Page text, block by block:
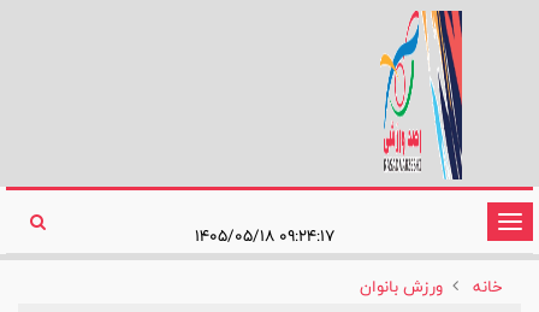
تغییر
وضعیت
ناوبری
۰۹:۲۴:۱۷ ۱۴۰۵/۰۵/۱۸
خانه
ورزش بانوان